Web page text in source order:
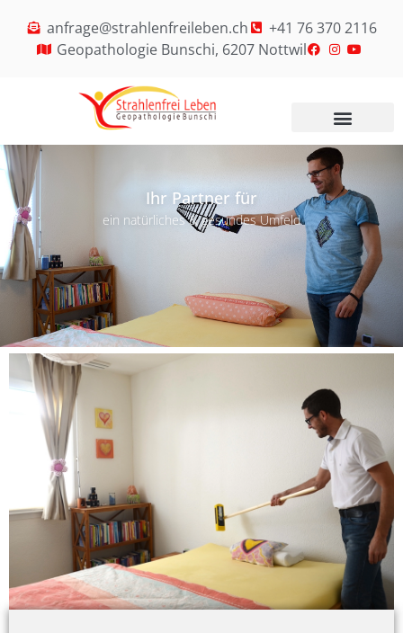
anfrage@strahlenfreileben.ch
+41 76 370 2116
Geopathologie Bunschi, 6207 Nottwil
Ihr Partner für
ein natürliches & gesundes Umfeld